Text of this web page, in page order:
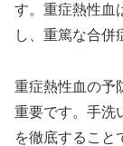
す。重症熱性血
し、重篤な合併
重症熱性血の予
重要です。手洗
を徹底すること